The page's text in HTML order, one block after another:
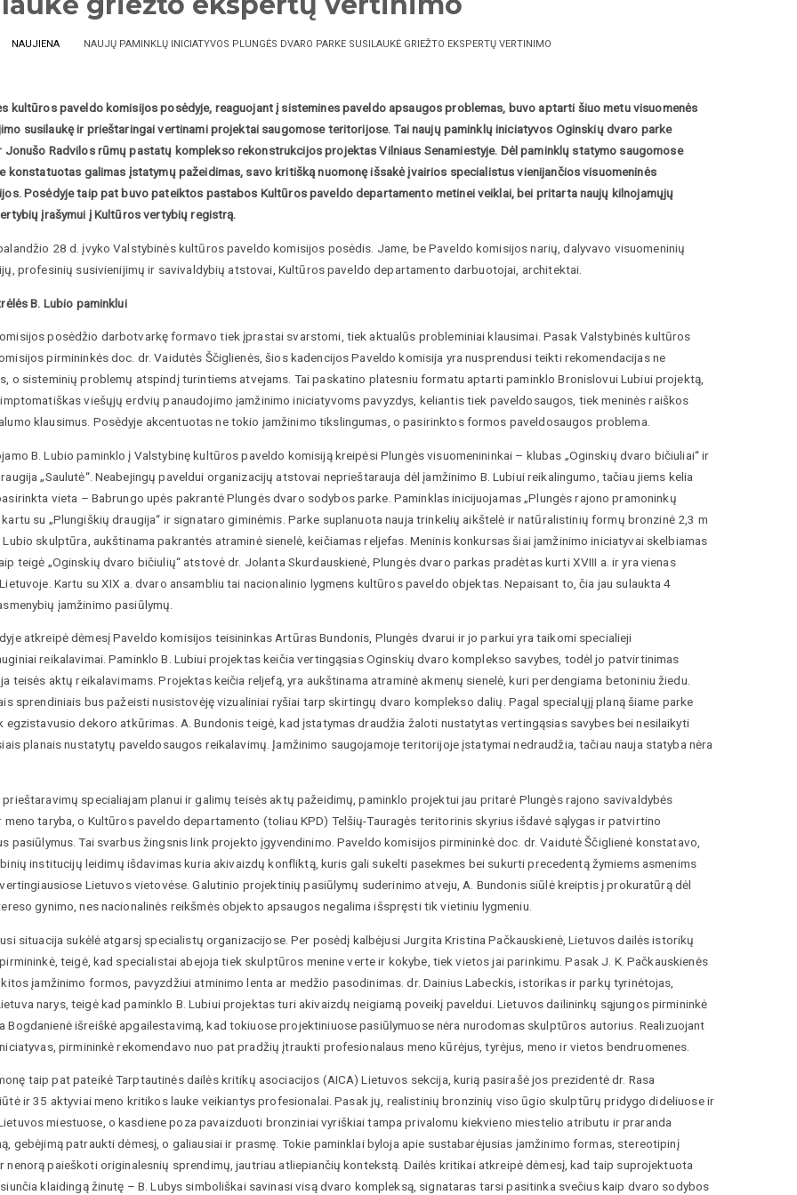
NAUJIENA NAUJŲ PAMINKLŲ INICIATYVOS PLUNGĖS DVARO PARKE SUSILAUKĖ GRIEŽTO EKSPERTŲ VERTINIMO
kultūros paveldo komisijos posėdyje, reaguojant į sistemines paveldo apsaugos problemas, buvo aptarti šiuo metu visuomenės
susilaukę ir prieštaringai vertinami projektai saugomose teritorijose. Tai naujų paminklų iniciatyvos Oginskių dvaro parke
Jonušo Radvilos rūmų pastatų komplekso rekonstrukcijos projektas Vilniaus Senamiestyje. Dėl paminklų statymo saugomose
konstatuotas galimas įstatymų pažeidimas, savo kritišką nuomonę išsakė įvairios specialistus vienijančios visuomeninės
Posėdyje taip pat buvo pateiktos pastabos Kultūros paveldo departamento metinei veiklai, bei pritarta naujų kilnojamųjų
įrašymui į Kultūros vertybių registrą.
28 d. įvyko Valstybinės kultūros paveldo komisijos posėdis. Jame, be Paveldo komisijos narių, dalyvavo visuomeninių
profesinių susivienijimų ir savivaldybių atstovai, Kultūros paveldo departamento darbuotojai, architektai.
B. Lubio paminklui
posėdžio darbotvarkę formavo tiek įprastai svarstomi, tiek aktualūs probleminiai klausimai. Pasak Valstybinės kultūros
pirmininkės doc. dr. Vaidutės Ščiglienės, šios kadencijos Paveldo komisija yra nusprendusi teikti rekomendacijas ne
o sisteminių problemų atspindį turintiems atvejams. Tai paskatino platesniu formatu aptarti paminklo Bronislovui Lubiui projektą,
viešųjų erdvių panaudojimo įamžinimo iniciatyvoms pavyzdys, keliantis tiek paveldosaugos, tiek meninės raiškos
klausimus. Posėdyje akcentuotas ne tokio įamžinimo tikslingumas, o pasirinktos formos paveldosaugos problema.
B. Lubio paminklo į Valstybinę kultūros paveldo komisiją kreipėsi Plungės visuomenininkai – klubas „Oginskių dvaro bičiuliai“ ir
„Saulutė“. Neabejingų paveldui organizacijų atstovai neprieštarauja dėl įamžinimo B. Lubiui reikalingumo, tačiau jiems kelia
vieta – Babrungo upės pakrantė Plungės dvaro sodybos parke. Paminklas inicijuojamas „Plungės rajono pramoninkų
kartu su „Plungiškių draugija“ ir signataro giminėmis. Parke suplanuota nauja trinkelių aikštelė ir natūralistinių formų bronzinė 2,3 m
Lubio skulptūra, aukštinama pakrantės atraminė sienelė, keičiamas reljefas. Meninis konkursas šiai įamžinimo iniciatyvai skelbiamas
teigė „Oginskių dvaro bičiulių“ atstovė dr. Jolanta Skurdauskienė, Plungės dvaro parkas pradėtas kurti XVIII a. ir yra vienas
Kartu su XIX a. dvaro ansambliu tai nacionalinio lygmens kultūros paveldo objektas. Nepaisant to, čia jau sulaukta 4
įamžinimo pasiūlymų.
atkreipė dėmesį Paveldo komisijos teisininkas Artūras Bundonis, Plungės dvarui ir jo parkui yra taikomi specialieji
reikalavimai. Paminklo B. Lubiui projektas keičia vertingąsias Oginskių dvaro komplekso savybes, todėl jo patvirtinimas
teisės aktų reikalavimams. Projektas keičia reljefą, yra aukštinama atraminė akmenų sienelė, kuri perdengiama betoniniu žiedu.
sprendiniais bus pažeisti nusistovėję vizualiniai ryšiai tarp skirtingų dvaro komplekso dalių. Pagal specialųjį planą šiame parke
egzistavusio dekoro atkūrimas. A. Bundonis teigė, kad įstatymas draudžia žaloti nustatytas vertingąsias savybes bei nesilaikyti
planais nustatytų paveldosaugos reikalavimų. Įamžinimo saugojamoje teritorijoje įstatymai nedraudžia, tačiau nauja statyba nėra
prieštaravimų specialiajam planui ir galimų teisės aktų pažeidimų, paminklo projektui jau pritarė Plungės rajono savivaldybės
meno taryba, o Kultūros paveldo departamento (toliau KPD) Telšių-Tauragės teritorinis skyrius išdavė sąlygas ir patvirtino
pasiūlymus. Tai svarbus žingsnis link projekto įgyvendinimo. Paveldo komisijos pirmininkė doc. dr. Vaidutė Ščiglienė konstatavo,
institucijų leidimų išdavimas kuria akivaizdų konfliktą, kuris gali sukelti pasekmes bei sukurti precedentą žymiems asmenims
Lietuvos vietovėse. Galutinio projektinių pasiūlymų suderinimo atveju, A. Bundonis siūlė kreiptis į prokuratūrą dėl
gynimo, nes nacionalinės reikšmės objekto apsaugos negalima išspręsti tik vietiniu lygmeniu.
situacija sukėlė atgarsį specialistų organizacijose. Per posėdį kalbėjusi Jurgita Kristina Pačkauskienė, Lietuvos dailės istorikų
teigė, kad specialistai abejoja tiek skulptūros menine verte ir kokybe, tiek vietos jai parinkimu. Pasak J. K. Pačkauskienės
įamžinimo formos, pavyzdžiui atminimo lenta ar medžio pasodinimas. dr. Dainius Labeckis, istorikas ir parkų tyrinėtojas,
narys, teigė kad paminklo B. Lubiui projektas turi akivaizdų neigiamą poveikį paveldui. Lietuvos dailininkų sąjungos pirmininkė
Bogdanienė išreiškė apgailestavimą, kad tokiuose projektiniuose pasiūlymuose nėra nurodomas skulptūros autorius. Realizuojant
pirmininkė rekomendavo nuo pat pradžių įtraukti profesionalaus meno kūrėjus, tyrėjus, meno ir vietos bendruomenes.
taip pat pateikė Tarptautinės dailės kritikų asociacijos (AICA) Lietuvos sekcija, kurią pasirašė jos prezidentė dr. Rasa
ir 35 aktyviai meno kritikos lauke veikiantys profesionalai. Pasak jų, realistinių bronzinių viso ūgio skulptūrų pridygo dideliuose ir
miestuose, o kasdiene poza pavaizduoti bronziniai vyriškiai tampa privalomu kiekvieno miestelio atributu ir praranda
gebėjimą patraukti dėmesį, o galiausiai ir prasmę. Tokie paminklai byloja apie sustabarėjusias įamžinimo formas, stereotipinį
nenorą paieškoti originalesnių sprendimų, jautriau atliepiančių kontekstą. Dailės kritikai atkreipė dėmesį, kad taip suprojektuota
klaidingą žinutę – B. Lubys simboliškai savinasi visą dvaro kompleksą, signataras tarsi pasitinka svečius kaip dvaro sodybos